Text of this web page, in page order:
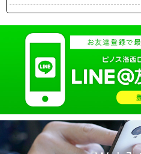
2025.04(19)
2025.03(10)
2025.01(14)
2024.12(14)
2024.10(18)
2024.09(15)